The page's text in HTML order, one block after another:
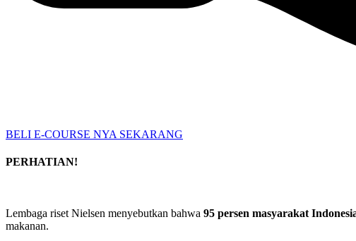
BELI E-COURSE NYA SEKARANG
PERHATIAN!
Lembaga riset Nielsen menyebutkan bahwa 95 persen masyarakat
makanan.